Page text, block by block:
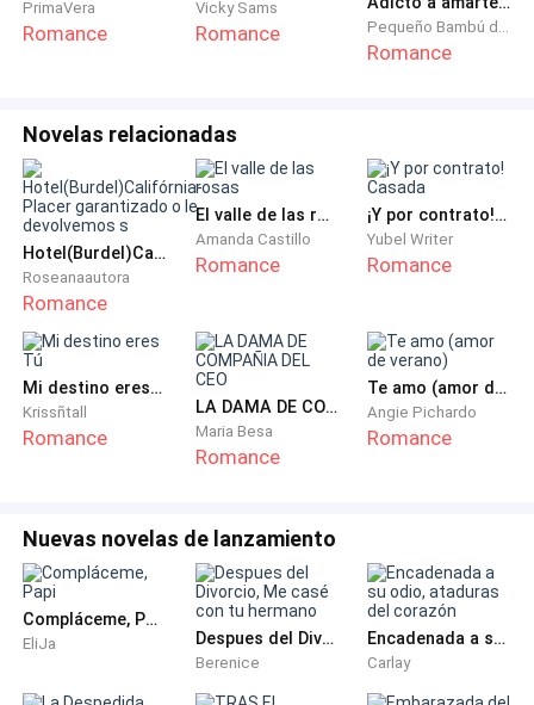
—Tijeras —dijo y tomando la tijera cortó el hilo de
Jane cerró los ojos cayendo en un profundo sopor.
—La paciente permanecerá en observación. Usted
puede ir al área de recién nacidos, se necesitan
algunos datos personales suyos y de su esposa. —El
hombre retiró los guantes y secó con su antebrazo el
sudor en su rostro.
—¿Doctor, usted sabía de esto, verdad?
—Sí, Sr Whote, pensé que estaba al tanto de la
hubiese permitido diagnosticar con tiempo la
situación del bebé e interrumpir el embarazo.
Ethan lo miró con asombro y habló en un tono severo:
—¿De que está hablando doctor? Si hubiese sabido
PrimaVera
Romance
Vicky Sams
Romance Pequeño Bambú de la Familia Gu
Romance
Novelas relacionadas
Hotel(Burdel)Califórnia-Placer garantizado o le devolvemos s
Roseanaautora
Romance
El valle de las rosas
Amanda Castillo
Romance
¡Y por contrato! Casada
Yubel Writer
Romance
Mi destino eres Tú
Krissñtall
Romance
LA DAMA DE COMPAÑIA DEL CEO
Maria Besa
Romance
Te amo (amor de verano)
Angie Pichardo
Romance
Nuevas novelas de lanzamiento
Compláceme, Papi
EliJa Despues del Divorcio, Me casé con tu hermano
Berenice
Encadenada a su odio, ataduras del corazón
Carlay